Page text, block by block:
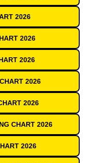
2026
2026
2026
2026
2026
CHART 2026
2026